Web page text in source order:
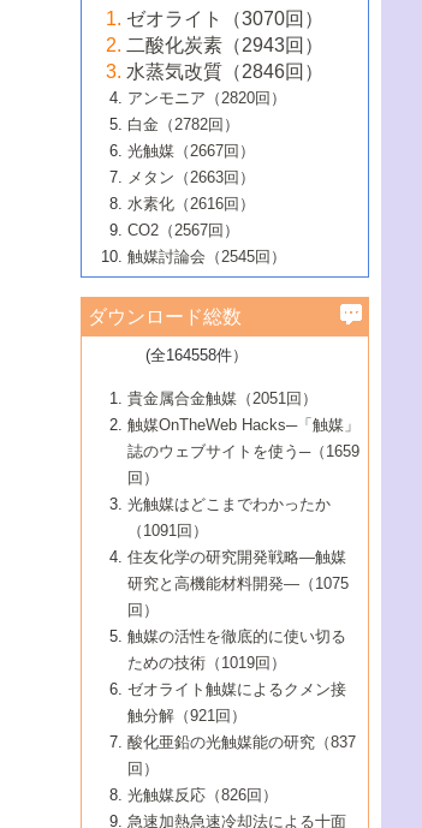
大学：オンライン・対面開催）
6号 メタン転換技術の最新動向
B号 第125回触媒討論会（2020年・工学
院大学）
5号 固体触媒による含窒素有機化合物変
換の最前線
6号 貴金属使用量低減に向けた自動車排
ガス浄化触媒の開発
B号 第123回触媒討論会（2019年・大阪
B号 第121回触媒討論会（2018年・東京
大学）
5号 水素のふるまいを解き明かす最先端
研究
6号 低級アルカンの有効利用のための触
媒技術
B号 第119回触媒討論会（2017年・首都
大学東京）
媒技術
3号 触媒研究の最先端～とびたて若き研究
者たち～（1）
4号 触媒研究の最先端～とびたて若き研究
者たち～（2）
5号 触媒研究の最先端～とびたて若き研究
者たち～（3）
6号 イオニクス材料と燃料電池・電解合成
の最新の研究動向
B号 第117回触媒討論会（2016年・大阪府
立大学）
2号 石油精製用触媒の最近の進展
3号 固体酸化物形燃料電池（SOFC）におけ
るアノード触媒上での燃料直接改質技術
4号 コアシェル構造の制御による触媒機能
5号 工業触媒およびその周辺技術の最近の
進歩
6号 ナノシート
B号 第115回触媒討論会（2015年・成蹊大
2号 光触媒反応機構に関する最新の研究動
向
開発動向
4号 人工光合成に向けた近年のアプローチ
5号 未利用熱エネルギーの有効活用に貢献
する触媒技術
6号 ポリオキソメタレート
B号 第113回触媒討論会（2014年・ロワジ
ールホテル豊橋）
1号 高耐久性燃料電池システム用触媒にお
ける新展開
2号 リビングラジカル重合の最近の動向
3号 天然ガスの化学工業的展開に関する触
媒技術
4号 貴金属触媒の精密構造制御とその活用
5号 バイオマス化成品製造のための固体触
6号 ナノ空間─吸着状態解析から新機能開拓
B号 第111回触媒討論会（2013年・関西大
▼54巻（2012年）
1号 規則性多孔体の利用技術における最近
の進歩
2号 第109回触媒討論会
3号 貴金属低減技術の最新動向
4号 貴金属代替技術の最新動向
5号 光触媒による物質変換反応の新展開
6号 グラフェン
7号 水素を利用する化成品合成の新潮流
▼53巻（2011年）
1号 金属学から見る合金触媒の新展開
2号 第107回触媒討論会
3号 触媒のその場観察法の進歩（１）
4号 触媒のその場観察法の進歩（２）
5号 不活性結合の触媒的活性化による有機
合成
6号 新しい固体酸触媒技術
7号 ゼオライト合成における最近の進歩
▼52巻（2010年）
1号 触媒の劣化対策と長寿命触媒開発
2号 第105回触媒討論会
3号 ナノ構造が拓く新機能
4号 活性サイトおよびその環境の精密な設
計による触媒の高機能化
5号 触媒を有効に使うための技術
7号 有機分子触媒による精密有機合成
8号 高機能化ポリオレフィンに向けた重合
触媒の最近の進展
1号 炭素材料－熱い注目を集める材料－
2号 第103回触媒討論会
3号 環境浄化用光触媒の現状と課題
4号 水素社会の実現に向けた水素製造・貯
蔵技術の進歩
5号 CO2が関わる触媒・材料
7号 持続可能社会実現のための触媒および
触媒関連技術
▼50巻（2008年）
1号 触媒化学と学会のこの10年，半世紀，
そして未来
2号 第101回触媒討論会
4号 錯体を利用したユニークな表面構造の
構築と機能
5号 若手会員による触媒研究の未来展望1：
企業編
6号 第102回触媒討論会
7号 触媒・化学反応における計算化学の進
8号 若手研究者による触媒研究の未来展望
2：大学・研究所編
▼49巻（2007年）
1号 含フッ素化合物の合成と触媒
2号 第99回触媒討論会
3号 実用的ファインケミカル合成プロセス
を実現する触媒
5号 こんな物質，あんな物質―新たな触媒
の可能性―
7号 『結晶の化学』を活かした触媒研究
8号 イオン液体の応用
▼48巻（2006年）
1号 固体酸触媒の最近の進歩
2号 第97回触媒討論会
3号 リビング重合触媒の最近の展開
5号 水素製造・貯蔵のための触媒技術の新
しい展開
6号 第98回触媒討論会
7号 基礎化学品製造の触媒技術
8号 多機能型リアクター
1号 最近の触媒担体とその効果
2号 第95回触媒討論会
4号 水分解用光触媒材料
5号 時間分解分光の進歩と応用
6号 第96回触媒討論会
8号 超臨界流体を用いた化学プロセスの新
▼46巻（2004年）
1号 部分酸化反応触媒の最前線
2号 第93回触媒討論会
3号 特殊エネルギー場の触媒反応
4号 生体内における金属の触媒作用
5号 ファインケミカルズの展開に寄与する
6号 第94回触媒討論会
7号 サブナノレベルでみた新しい表面現象
8号 オレフィン重合触媒の新たな展
▼45巻（2003年）
1号 なぜこの触媒が良いのか？
2号 第91回触媒討論会
3号 最近の自動車排ガス処理技術
4号 触媒研究の現状と将来─第90回触媒討論
5号 基礎化学品製造の触媒技術
6号 第92回触媒討論会
7号 基礎化学品製造の触媒技術
8号 資源の循環と触媒技術
▼44巻（2002年）
1号 高次制御された触媒の化学
2号 第89回触媒討論会
3号 触媒を利用した電気化学の新展開
4号 ナノ材料の調製と機能化
5号 こんな触媒が欲しい
6号 第90回触媒討論会
7号 触媒研究と学術雑誌/情報
8号 若い世代からみた触媒化学の現状と未
▼43巻（2001年）
1号 グリーンケミストリーと触媒
2号 第87回触媒討論会特集号
3号 生体触媒とバイオプロセス
4号 水素製造・利用の触媒化学
5号 触媒研究における新しい切り口：コン
ビナトリアルケミストリー
6号 第88回触媒討論会特集号
7号 企業における触媒研究のブレークスル
8号 この材料を触媒として使ってみません
▼42巻（2000年）
1号 触媒反応工学の明日を拓く
2号 第85回触媒討論会
3号 反応ダイナミクス
5号 触媒のおもしろさをどのように伝える
6号 第86回触媒討論会
7号 水素化精製触媒の新しい展開
8号 新しい反応性と機能性を目指した金属
クラスタ-化学
▼41巻（1999年）
1号 孔、穴、あな?-特異な空間とその利用-
2号 第83回触媒討論会
3号 均一系触媒反応最前線
4号 実用炭素材料の新展開
5号 研究の方法論を考える
7号 機能性金属材料と触媒
8号 触媒研究へのNMRの応用と展望
▼40巻（1998年）
進展と21世紀への提言/創立40周年記念・触
媒学会この10年の歩みとこれから/創立40周
2号 第81回触媒討論会
3号 計算機触媒化学へのさそい
4号 触媒劣化の制御と予測
5号 最新の実用プロセスと触媒
6号 第82回触媒討論会
1号 均一系と不均一系触媒反応-その特徴と
接点
2号 第79回触媒討論会
3号 最新NO除去触媒の実用化研究
4号 新しい反応場を目指した触媒調製
5号 反応・分離技術の新しい展開
6号 第80回触媒討論会
▼38巻（1996年）
1号 触媒の構造と触媒作用/C1化学を中心と
する21世紀への触媒
3号 オリンピックメダル:金・銀・銅はどん
な触媒作用を示すか
4号 触媒作用における機能の複合化
▼37巻（1995年）
1号 ファインケミカルズと固体触媒
2号 第75回触媒討論会
3号 希土類を利用した触媒
4号 触媒とリサイクル
5号 エネルギー変換触媒
▼36巻（1994年）
1号 電気化学と触媒
2号 第73回触媒討論会
3号 C4化学の展開
4号 《通常号》
▼35巻（1993年）
1号 工業触媒開発マニュアル―探索から工
業化まで
2号 第71回触媒討論会
▼34巻（1992年）
1号 インパクトを与えたこの研究
2号 第69回触媒討論会
▼33巻（1991年）
1号 触媒プロセス開発マニュアル―探索か
▼32巻（1990年）
ゼオライト（3070回）
二酸化炭素（2943回）
水蒸気改質（2846回）
アンモニア（2820回）
白金（2782回）
光触媒（2667回）
メタン（2663回）
水素化（2616回）
CO2（2567回）
触媒討論会（2545回）
ダウンロード総数
(全164558件）
貴金属合金触媒（2051回）
触媒OnTheWeb Hacks─「触媒」
誌のウェブサイトを使う─（1659
回）
光触媒はどこまでわかったか
（1091回）
住友化学の研究開発戦略―触媒
研究と高機能材料開発―（1075
回）
触媒の活性を徹底的に使い切る
ための技術（1019回）
ゼオライト触媒によるクメン接
触分解（921回）
酸化亜鉛の光触媒能の研究（837
回）
光触媒反応（826回）
急速加熱急速冷却法による十面